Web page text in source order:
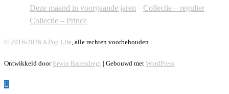
Deze maand in voorgaande jaren
Collectie – regulier
Collectie – Prince
© 2016-2026 A Pop Life , alle rechten voorbehouden
Ontwikkeld door Erwin Barendregt | Gebouwd met WordPress